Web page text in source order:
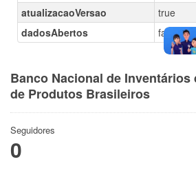
atualizacaoVersao
true
dadosAbertos
false
Banco Nacional de Inventários
de Produtos Brasileiros
Seguidores
0